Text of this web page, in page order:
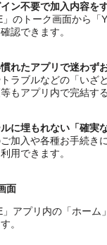
イン不要で加入内容を
」のトーク画面から
認できます。
慣れたアプリで迷わず
ラブルなどの「いざ
もアプリ内で完結す
ルに埋もれない「確実
加入や各種お手続き
用できます。
面
」アプリ内の「ホー
。